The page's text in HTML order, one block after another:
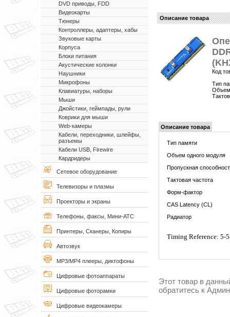
DVD приводы, FDD
Видеокарты
Тюнеры
Контроллеры, адаптеры, хабы
Звуковые карты
Корпуса
Блоки питания
Акустические колонки
Наушники
Микрофоны
Клавиатуры, наборы
Мыши
Джойстики, геймпады, рули
Коврики для мыши
Web-камеры
Кабели, переходники, шлейфы,
разъемы
Кабели USB, Firewire
Кардридеры
Сетевое оборудование
Телевизоры и плазмы
Проекторы и экраны
Телефоны, факсы, Мини-АТС
Принтеры, Сканеры, Копиры
Автозвук
MP3/MP4 плееры, диктофоны
Цифровые фотоаппараты
Цифровые фоторамки
Цифровые видеокамеры
Описание товара
Код
Тип
Объем
Описание товара
Тип памяти
Объем одного модуля
Пропускная
Тактовая частота
Форм-фактор
CAS Latency (CL)
Радиатор
Timing Reference: 5-
Этот товар в
обратитесь к